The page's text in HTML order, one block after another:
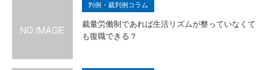
判例・裁判例コラム
裁量労働制であれば生活リズムが整っていなくて
も復職できる？